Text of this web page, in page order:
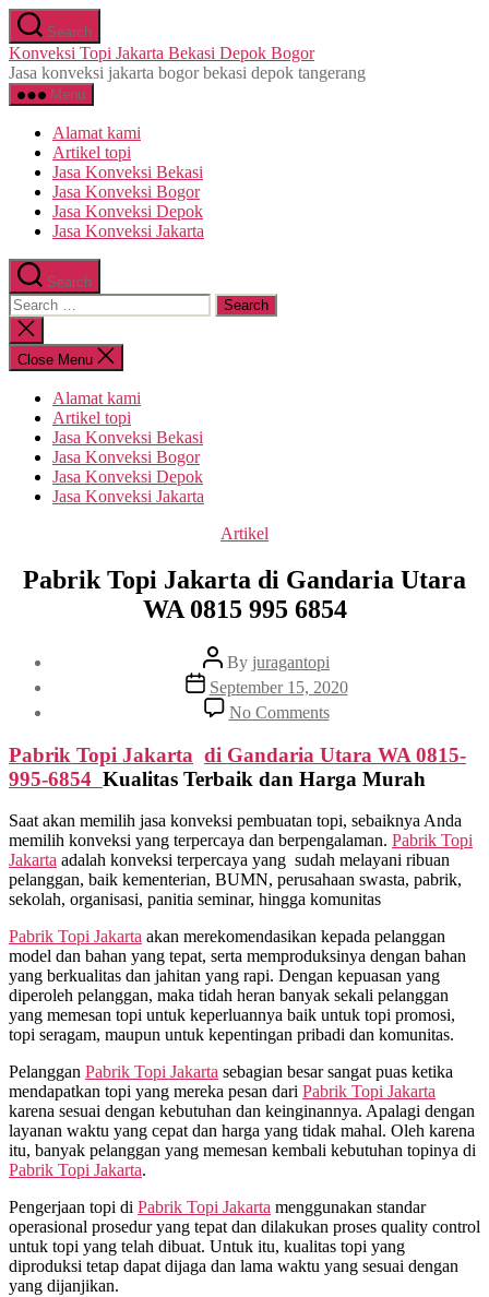
Skip
to
the
content
Search
Konveksi Topi Jakarta Bekasi Depok Bogor
Jasa konveksi jakarta bogor bekasi depok tangerang
Menu
Alamat kami
Artikel topi
Jasa Konveksi Bekasi
Jasa Konveksi Bogor
Jasa Konveksi Depok
Jasa Konveksi Jakarta
Search
Search
for:
Close
search
Close Menu
Alamat kami
Artikel topi
Jasa Konveksi Bekasi
Jasa Konveksi Bogor
Jasa Konveksi Depok
Jasa Konveksi Jakarta
Categories
Artikel
Pabrik Topi Jakarta di Gandaria Utara
WA 0815 995 6854
Post
author
By juragantopi
Post
date
September 15, 2020
No Commentson
Pabrik
Topi
Jakarta
di
Utara
WA
0815
995
6854
Pabrik Topi Jakarta di Gandaria Utara WA 0815-
995-6854 Kualitas Terbaik dan Harga Murah
Saat akan memilih jasa konveksi pembuatan topi, sebaiknya Anda
memilih konveksi yang terpercaya dan berpengalaman. Pabrik Topi
Jakarta adalah konveksi terpercaya yang sudah melayani ribuan
pelanggan, baik kementerian, BUMN, perusahaan swasta, pabrik,
sekolah, organisasi, panitia seminar, hingga komunitas
Pabrik Topi Jakarta akan merekomendasikan kepada pelanggan
model dan bahan yang tepat, serta memproduksinya dengan bahan
yang berkualitas dan jahitan yang rapi. Dengan kepuasan yang
diperoleh pelanggan, maka tidah heran banyak sekali pelanggan
yang memesan topi untuk keperluannya baik untuk topi promosi,
topi seragam, maupun untuk kepentingan pribadi dan komunitas.
Pelanggan Pabrik Topi Jakarta sebagian besar sangat puas ketika
mendapatkan topi yang mereka pesan dari Pabrik Topi Jakarta
karena sesuai dengan kebutuhan dan keinginannya. Apalagi dengan
layanan waktu yang cepat dan harga yang tidak mahal. Oleh karena
itu, banyak pelanggan yang memesan kembali kebutuhan topinya di
Pabrik Topi Jakarta.
Pengerjaan topi di Pabrik Topi Jakarta menggunakan standar
operasional prosedur yang tepat dan dilakukan proses quality control
untuk topi yang telah dibuat. Untuk itu, kualitas topi yang
diproduksi tetap dapat dijaga dan lama waktu yang sesuai dengan
yang dijanjikan.